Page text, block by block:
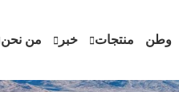
وطن منتجات خبر من نحن